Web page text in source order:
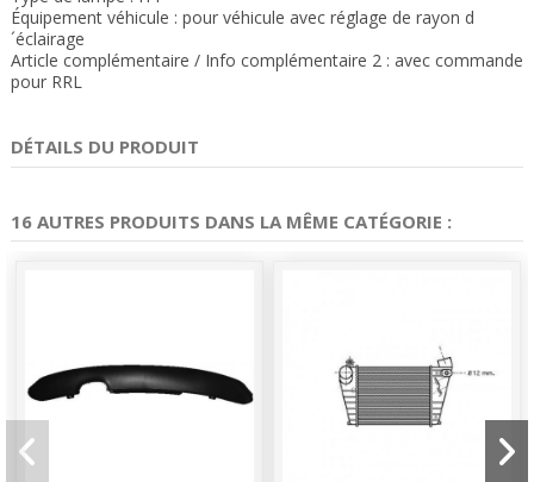
Équipement véhicule : pour véhicule avec réglage de rayon d
´éclairage
Article complémentaire / Info complémentaire 2 : avec commande
pour RRL
DÉTAILS DU PRODUIT
16 AUTRES PRODUITS DANS LA MÊME CATÉGORIE :